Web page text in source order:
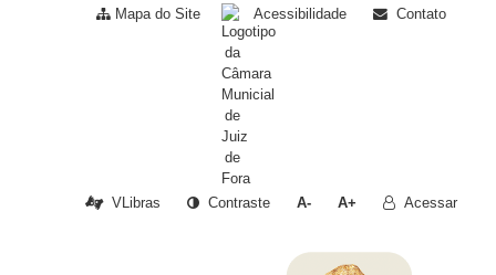
Mapa do Site Acessibilidade Contato
VLibras Contraste A- A+ Acessar